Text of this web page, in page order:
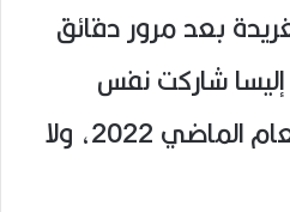
بعد مرور دقائق
شاركت نفس
التغريدة في أكتوبر العام الماضي 2022، ولا